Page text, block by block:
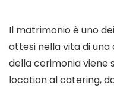
Il matrimonio è uno
attesi nella vita di
della cerimonia viene
location al catering,